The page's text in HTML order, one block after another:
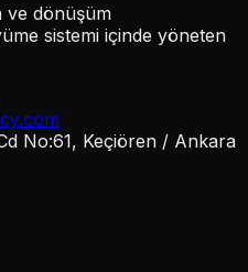
ve dönüşüm
sistemi içinde yöneten
No:61, Keçiören / Ankara